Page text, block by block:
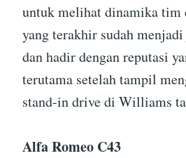
untuk melihat dinamika tim
yang terakhir sudah
dan hadir dengan reputasi
terutama setelah tampil
stand-in drive di Williams
Alfa Romeo C43